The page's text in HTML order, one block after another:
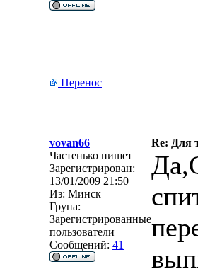
Перенос
vovan66
Re: Для
Частенько пишет
Зарегистрирован:
13/01/2009 21:50
Из: Минск
Група:
Зарегистрированные
пользователи
Сообщений: 41